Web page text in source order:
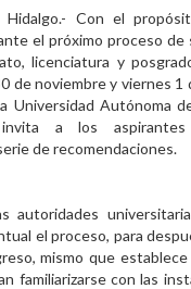
Hidalgo.- Con el
el próximo proceso de
licenciatura y
de noviembre y viernes 1
Universidad Autónoma
invita a los
de recomendaciones.
autoridades
el proceso, para
mismo que
familiarizarse con las